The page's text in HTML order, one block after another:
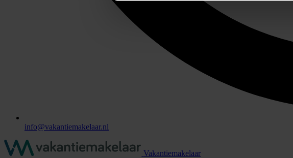
info@vakantiemakelaar.nl
Vakantiemakelaar